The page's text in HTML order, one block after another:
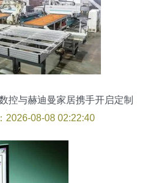
控与赫迪曼家居携手开启定制
家居新篇章
2026-08-08 02:22:40